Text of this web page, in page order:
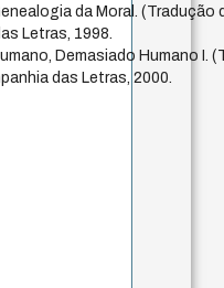
da Moral. (Tradução
Letras, 1998.
Demasiado Humano I.
das Letras, 2000.